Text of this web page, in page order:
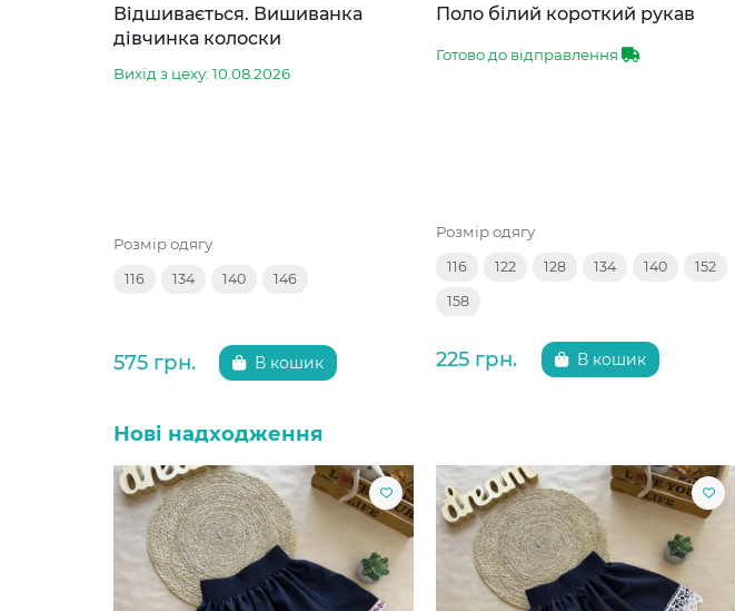
Відшивається. Вишиванка
дівчинка колоски
Вихід з цеху: 10.08.2026
Розмір одягу
116 134 140 146
575 грн. В кошик
Поло білий короткий рукав
Готово до відправлення
Розмір одягу
116 122 128 134 140 152
158
225 грн. В кошик
Нові надходження